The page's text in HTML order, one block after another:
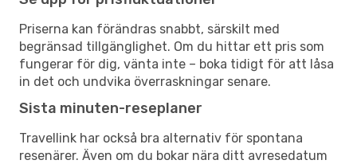
Priserna kan förändras snabbt, särskilt med
begränsad tillgänglighet. Om du hittar ett pris som
fungerar för dig, vänta inte – boka tidigt för att låsa
in det och undvika överraskningar senare.
Sista minuten-reseplaner
Travellink har också bra alternativ för spontana
resenärer. Även om du bokar nära ditt avresedatum